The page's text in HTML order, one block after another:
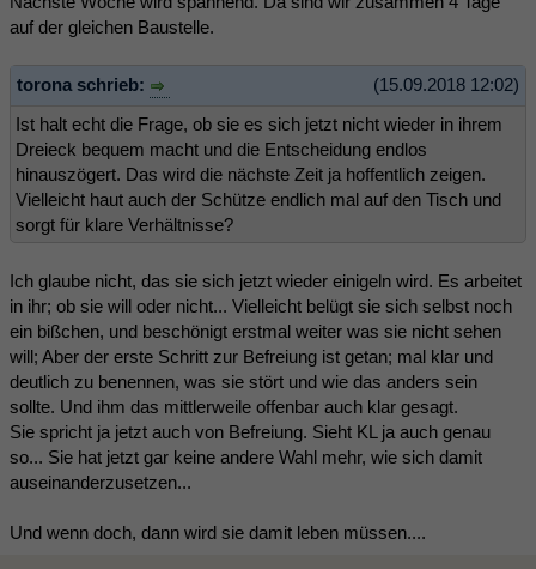
auf der gleichen Baustelle.
(15.09.2018 12:02)
torona schrieb:
Ist halt echt die Frage, ob sie es sich jetzt nicht wieder in ihrem
Dreieck bequem macht und die Entscheidung endlos
hinauszögert. Das wird die nächste Zeit ja hoffentlich zeigen.
Vielleicht haut auch der Schütze endlich mal auf den Tisch und
sorgt für klare Verhältnisse?
Ich glaube nicht, das sie sich jetzt wieder einigeln wird. Es arbeitet
in ihr; ob sie will oder nicht... Vielleicht belügt sie sich selbst noch
ein bißchen, und beschönigt erstmal weiter was sie nicht sehen
will; Aber der erste Schritt zur Befreiung ist getan; mal klar und
deutlich zu benennen, was sie stört und wie das anders sein
sollte. Und ihm das mittlerweile offenbar auch klar gesagt.
Sie spricht ja jetzt auch von Befreiung. Sieht KL ja auch genau
so... Sie hat jetzt gar keine andere Wahl mehr, wie sich damit
auseinanderzusetzen...
Und wenn doch, dann wird sie damit leben müssen....